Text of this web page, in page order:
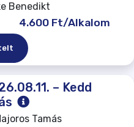
Benedikt
4.600 Ft/Alkalom
– Kedd
Tamás